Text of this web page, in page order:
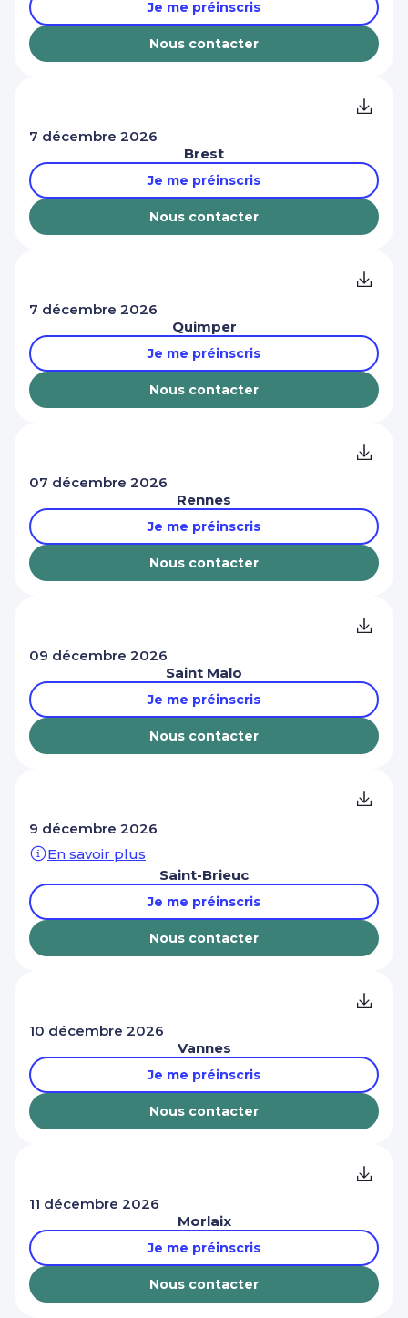
Je me préinscris
Nous contacter
7 décembre 2026
Brest
Je me préinscris
Nous contacter
7 décembre 2026
Quimper
Je me préinscris
Nous contacter
07 décembre 2026
Rennes
Je me préinscris
Nous contacter
09 décembre 2026
Saint Malo
Je me préinscris
Nous contacter
9 décembre 2026
En savoir plus
Saint-Brieuc
Je me préinscris
Nous contacter
10 décembre 2026
Vannes
Je me préinscris
Nous contacter
11 décembre 2026
Morlaix
Je me préinscris
Nous contacter